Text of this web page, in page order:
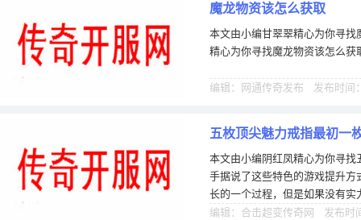
魔龙物资该怎么获取
本文由小编甘翠翠精心为你寻
精心为你寻找魔龙物资该怎么获
编辑：网通传奇发布 发布时间
五枚顶尖魅力戒指最初一
本文由小编阴红凤精心为你寻
手据说了这些特色的游戏提升
长的一个过程，但是如果没有
己的失败，免费回城的游戏形势
编辑：合击超变传奇网 发布时